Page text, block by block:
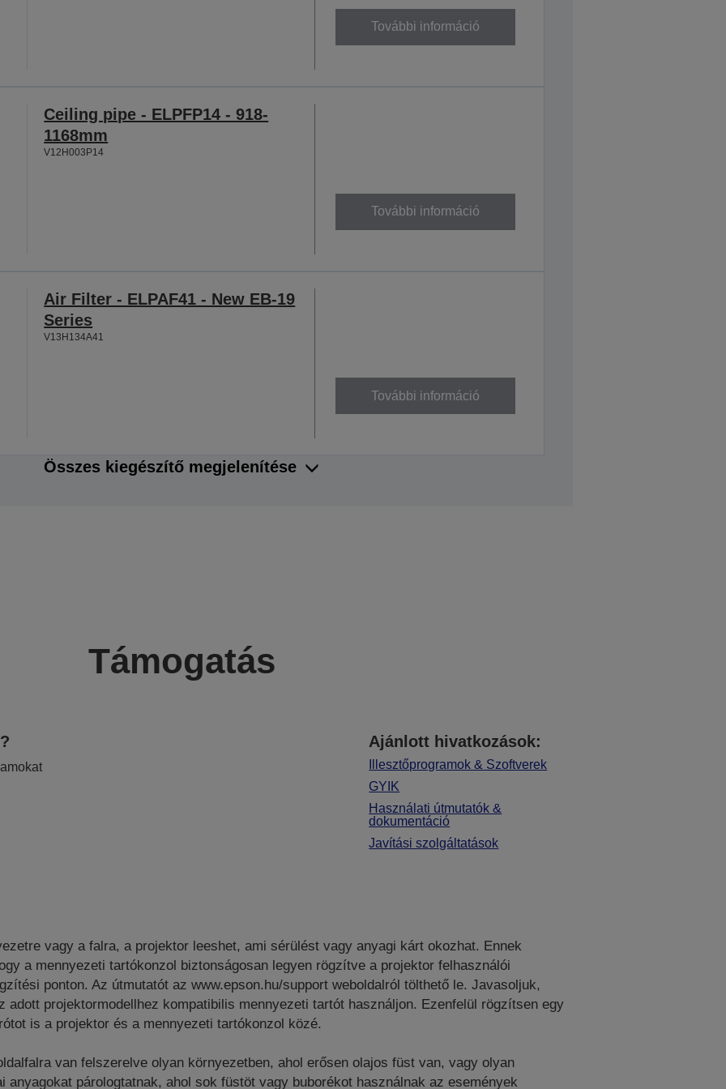
További információ
Ceiling pipe - ELPFP14 - 918-
1168mm
V12H003P14
További információ
Air Filter - ELPAF41 - New EB-19
Series
V13H134A41
További információ
Összes kiegészítő megjelenítése
Támogatás
Ajánlott hivatkozások:
Illesztőprogramok & Szoftverek
GYIK
Használati útmutatók &
dokumentáció
Javítási szolgáltatások
vagy a falra, a projektor leeshet, ami sérülést vagy anyagi kárt okozhat. Ennek
a mennyezeti tartókonzol biztonságosan legyen rögzítve a projektor felhasználói
ponton. Az útmutatót az www.epson.hu/support weboldalról tölthető le. Javasoljuk,
adott projektormodellhez kompatibilis mennyezeti tartót használjon. Ezenfelül rögzítsen egy
is a projektor és a mennyezeti tartókonzol közé.
van felszerelve olyan környezetben, ahol erősen olajos füst van, vagy olyan
anyagokat párologtatnak, ahol sok füstöt vagy buborékot használnak az események